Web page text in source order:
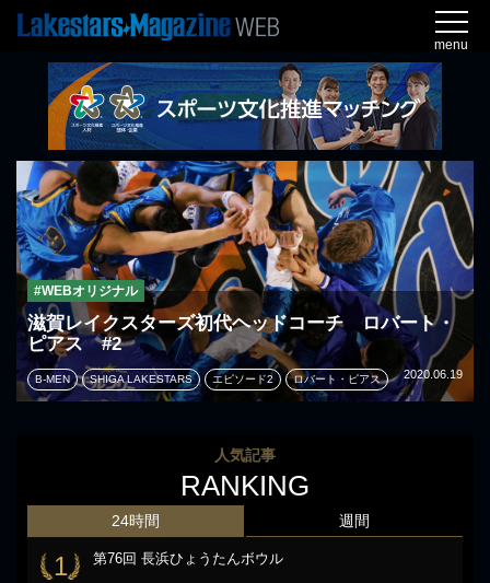
menu
#WEBオリジナル
滋賀レイクスターズ初代ヘッドコーチ ロバート・
ピアス #2
2020.06.19
B-MEN SHIGA LAKESTARS エピソード2 ロバート・ピアス
人気記事
RANKING
24時間
1 第76回 長浜ひょうたんボウル
週間